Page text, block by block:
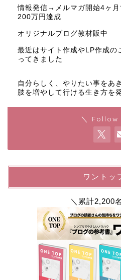
情報発信→メルマガ開始4ヶ
200万円達成
オリジナルブログ教材販中
最近はサイト作成やLP作成の
ってきました
自分らしく、やりたい事をあ
肢を増やして行ける生き方を
＼ Follow
ワントッ
＼累計2,200